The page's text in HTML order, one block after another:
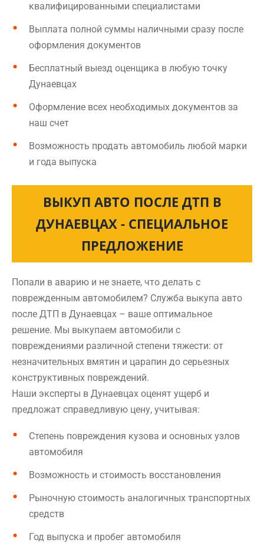
квалифицированными специалистами
Выплата полной суммы наличными сразу после
оформления документов
Бесплатный выезд оценщика в любую точку
Дунаевцах
Оформление всех необходимых документов за
наш счет
Возможность продать автомобиль любой марки
и года выпуска
ВЫКУП АВТО ПОСЛЕ ДТП В
ДУНАЕВЦАХ - СПЕЦИАЛЬНОЕ
ПРЕДЛОЖЕНИЕ
Попали в аварию и не знаете, что делать с
поврежденным автомобилем? Служба выкупа авто
после ДТП в Дунаевцах – ваше оптимальное
решение. Мы выкупаем автомобили с
повреждениями различной степени тяжести: от
незначительных вмятин и царапин до серьезных
конструктивных повреждений.
Наши эксперты в Дунаевцах оценят ущерб и
предложат справедливую цену, учитывая:
Степень повреждения кузова и основных узлов
автомобиля
Возможность и стоимость восстановления
Рыночную стоимость аналогичных транспортных
средств
Год выпуска и пробег автомобиля